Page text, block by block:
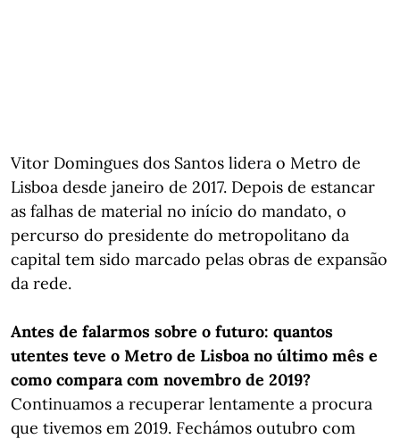
Vitor Domingues dos Santos lidera o Metro de
Lisboa desde janeiro de 2017. Depois de estancar
as falhas de material no início do mandato, o
percurso do presidente do metropolitano da
capital tem sido marcado pelas obras de expansão
da rede.
Antes de falarmos sobre o futuro: quantos
utentes teve o Metro de Lisboa no último mês e
como compara com novembro de 2019?
Continuamos a recuperar lentamente a procura
que tivemos em 2019. Fechámos outubro com